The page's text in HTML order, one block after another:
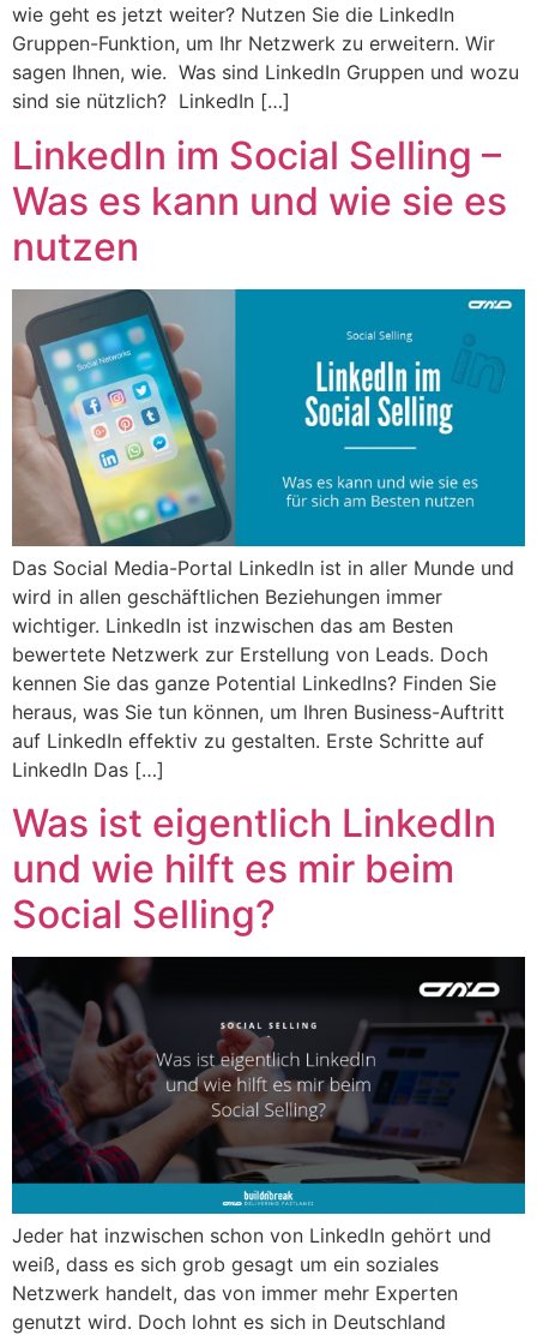
wie geht es jetzt weiter? Nutzen Sie die LinkedIn
Gruppen-Funktion, um Ihr Netzwerk zu erweitern. Wir
sagen Ihnen, wie. Was sind LinkedIn Gruppen und wozu
sind sie nützlich? LinkedIn […]
LinkedIn im Social Selling –
Was es kann und wie sie es
nutzen
Das Social Media-Portal LinkedIn ist in aller Munde und
wird in allen geschäftlichen Beziehungen immer
wichtiger. LinkedIn ist inzwischen das am Besten
bewertete Netzwerk zur Erstellung von Leads. Doch
kennen Sie das ganze Potential LinkedIns? Finden Sie
heraus, was Sie tun können, um Ihren Business-Auftritt
auf LinkedIn effektiv zu gestalten. Erste Schritte auf
LinkedIn Das […]
Was ist eigentlich LinkedIn
und wie hilft es mir beim
Social Selling?
Jeder hat inzwischen schon von LinkedIn gehört und
weiß, dass es sich grob gesagt um ein soziales
Netzwerk handelt, das von immer mehr Experten
genutzt wird. Doch lohnt es sich in Deutschland